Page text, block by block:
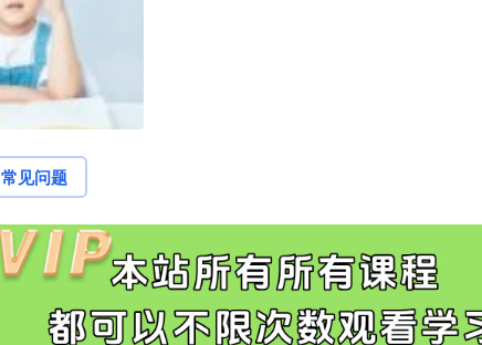
常见问题